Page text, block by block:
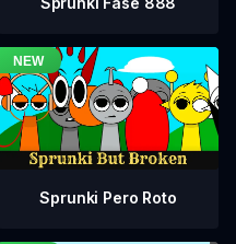
Sprunki Pero Roto